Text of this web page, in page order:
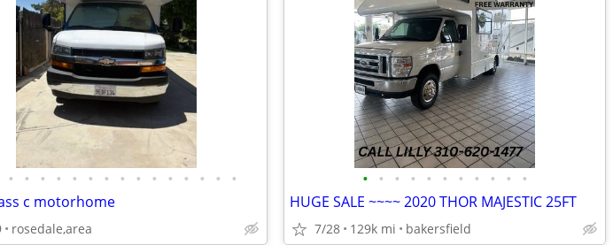
• • • • • • • • • • • • • • •
c motorhome
rosedale,area
• • • • • • • • • • •
HUGE SALE ~~~~ 2020 THOR MAJESTIC 25FT
7/28 129k mi bakersfield